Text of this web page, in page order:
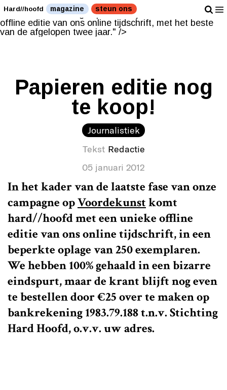
Een unieke offline editie van ons online tijdschrift, met
het beste van de afgelopen twee jaar." />
Een unieke
offline editie van ons online tijdschrift, met het beste
van de afgelopen twee jaar." />
Hard//hoofd magazine steun ons
Papieren editie nog
te koop!
Journalistiek
Tekst Redactie
05 januari 2012
In het kader van de laatste fase van onze
campagne opVoordekunstkomt
hard//hoofd met een unieke offline
editie van ons online tijdschrift, in een
beperkte oplage van 250 exemplaren.
We hebben 100% gehaald in een bizarre
eindspurt, maar de krant blijft nog even
te bestellen door €25 over te maken op
bankrekening 1983.79.188 t.n.v. Stichting
Hard Hoofd, o.v.v. uw adres.